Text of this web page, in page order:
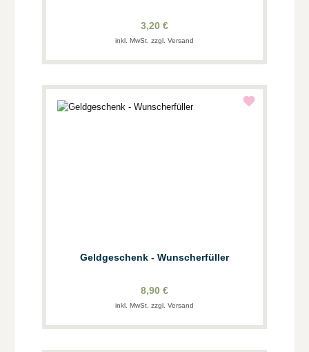
3,20 €
inkl. MwSt. zzgl. Versand
Geldgeschenk - Wunscherfüller
8,90 €
inkl. MwSt. zzgl. Versand